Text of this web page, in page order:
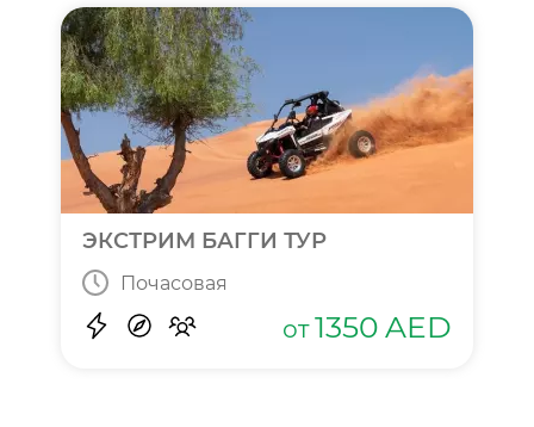
ЭКСТРИМ БАГГИ ТУР
Почасовая
от 1350 AED